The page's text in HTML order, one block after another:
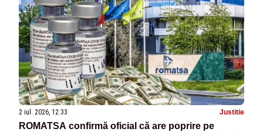
2 iul. 2026, 12:33 Justitie
ROMATSA confirmă oficial că are poprire pe